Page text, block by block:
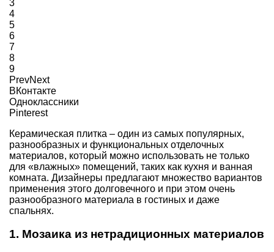
3
4
5
6
7
8
9
PrevNext
ВКонтакте
Одноклассники
Pinterest
Керамическая плитка – один из самых популярных,
разнообразных и функциональных отделочных
материалов, который можно использовать не только
для «влажных» помещений, таких как кухня и ванная
комната. Дизайнеры предлагают множество вариантов
применения этого долговечного и при этом очень
разнообразного материала в гостиных и даже
спальнях.
1. Мозаика из нетрадиционных материалов